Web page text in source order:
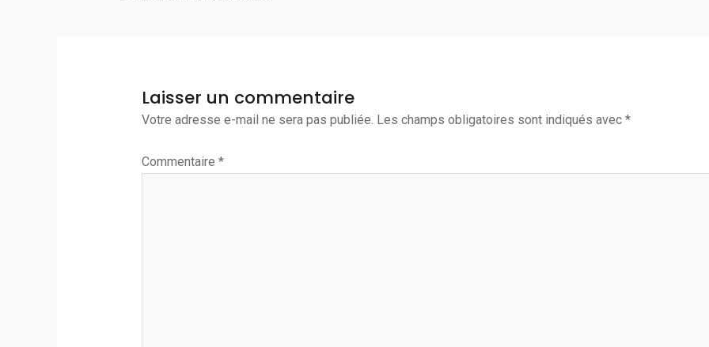
Laisser un commentaire
Votre adresse e-mail ne sera pas publiée. Les champs obligatoires sont indiqués avec *
Commentaire *